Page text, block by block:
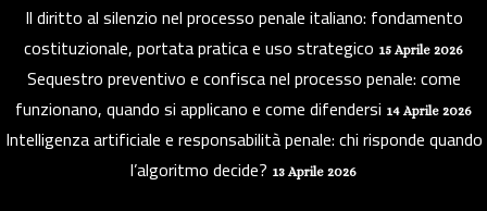
Il diritto al silenzio nel processo penale italiano: fondamento
costituzionale, portata pratica e uso strategico 15 Aprile 2026
Sequestro preventivo e confisca nel processo penale: come
funzionano, quando si applicano e come difendersi 14 Aprile 2026
Intelligenza artificiale e responsabilità penale: chi risponde quando
l’algoritmo decide? 13 Aprile 2026